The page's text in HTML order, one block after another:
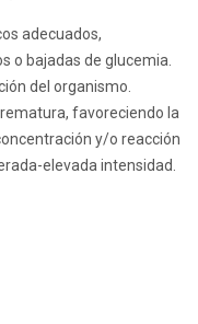
adecuados,
o bajadas de glucemia.
del organismo.
favoreciendo la
y/o reacción
elevada intensidad.